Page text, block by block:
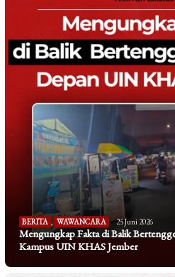
BERITA , WAWANCARA 25 Juni 2026
Mengungkap Fakta di Balik
Kampus UIN KHAS Jember